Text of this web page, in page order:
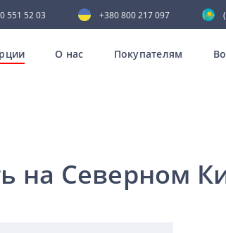
551 52 03 +380 800 217 097
О нас Покупателям
на Северном